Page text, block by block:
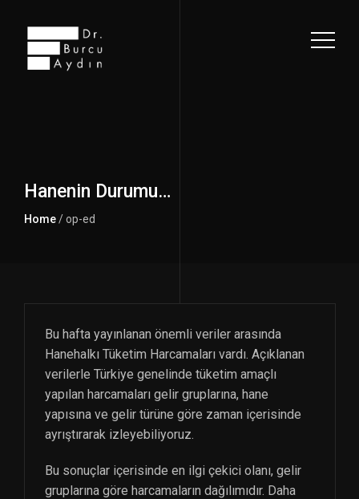
Hanenin Durumu…
Home/ op-ed
Bu hafta yayınlanan önemli veriler arasında
Hanehalkı Tüketim Harcamaları vardı. Açıklanan
verilerle Türkiye genelinde tüketim amaçlı
yapılan harcamaları gelir gruplarına, hane
yapısına ve gelir türüne göre zaman içerisinde
ayrıştırarak izleyebiliyoruz.
Bu sonuçlar içerisinde en ilgi çekici olanı, gelir
gruplarına göre harcamaların dağılımıdır. Daha